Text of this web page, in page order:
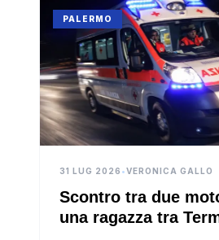
PALERMO
31 LUG 2026 •VERONICA GALLO
Scontro tra due
una ragazza tra